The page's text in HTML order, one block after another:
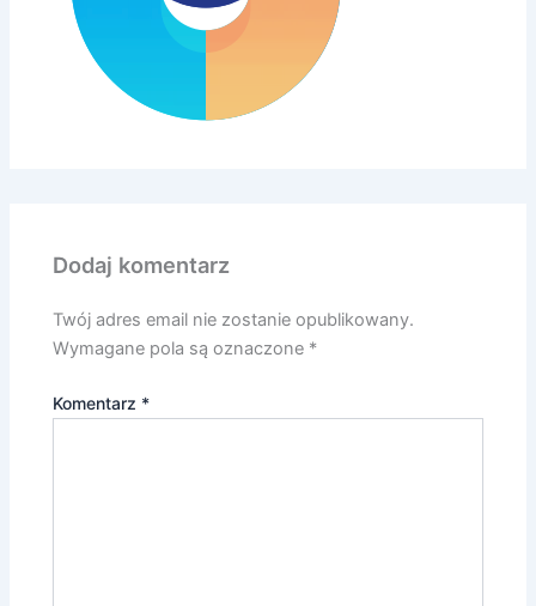
Dodaj komentarz
Twój adres email nie zostanie opublikowany.
Wymagane pola są oznaczone *
Komentarz *